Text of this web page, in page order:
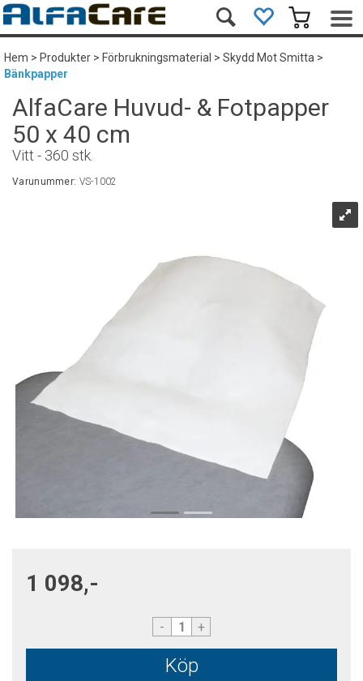
Hem>Produkter>Förbrukningsmaterial >Skydd Mot Smitta>
Bänkpapper
AlfaCare Huvud- & Fotpapper
50 x 40 cm
Vitt - 360 stk.
Varunummer: VS-1002
1 098,-
- +
Köp